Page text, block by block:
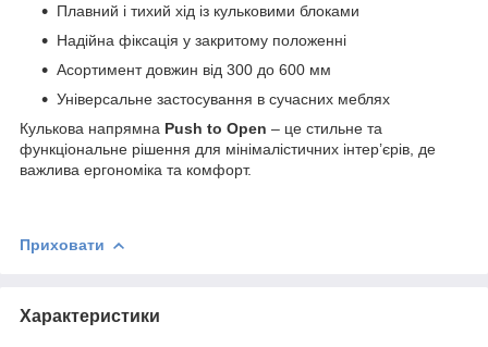
Плавний і тихий хід із кульковими блоками
Надійна фіксація у закритому положенні
Асортимент довжин від 300 до 600 мм
Універсальне застосування в сучасних меблях
Кулькова напрямна Push to Open – це стильне та
функціональне рішення для мінімалістичних інтер’єрів, де
важлива ергономіка та комфорт.
Приховати
Характеристики